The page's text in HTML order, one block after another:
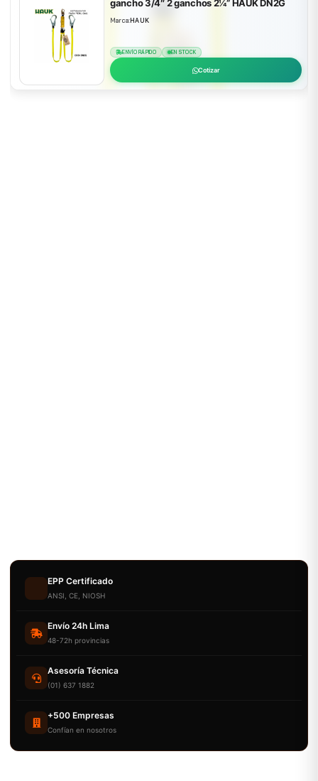
gancho 3/4″ 2 ganchos 2¼” HAUK DN2G
Marca:HAUK
ENVÍO RÁPIDO EN STOCK
Cotizar
EPP Certificado
ANSI, CE, NIOSH
Envío 24h Lima
48-72h provincias
Asesoría Técnica
(01) 637 1882
+500 Empresas
Confían en nosotros